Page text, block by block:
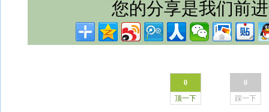
您的分享是我们前
0
顶一下
0
踩一下